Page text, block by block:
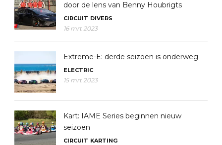
door de lens van Benny Houbrigts
CIRCUIT DIVERS
16 mrt 2023
Extreme-E: derde seizoen is onderweg
ELECTRIC
15 mrt 2023
Kart: IAME Series beginnen nieuw
seizoen
CIRCUIT KARTING